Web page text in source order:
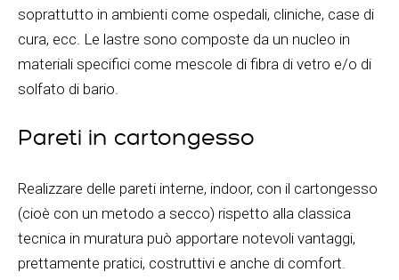
soprattutto in ambienti come ospedali, cliniche, case di
cura, ecc. Le lastre sono composte da un nucleo in
materiali specifici come mescole di fibra di vetro e/o di
solfato di bario.
Pareti in cartongesso
Realizzare delle pareti interne, indoor, con il cartongesso
(cioè con un metodo a secco) rispetto alla classica
tecnica in muratura può apportare notevoli vantaggi,
prettamente pratici, costruttivi e anche di comfort.